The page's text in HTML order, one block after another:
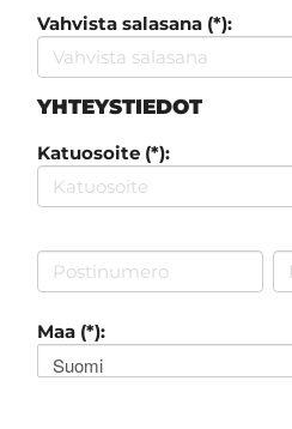
Vahvista salasana (*):
YHTEYSTIEDOT
Katuosoite (*):
Maa (*):
Suomi